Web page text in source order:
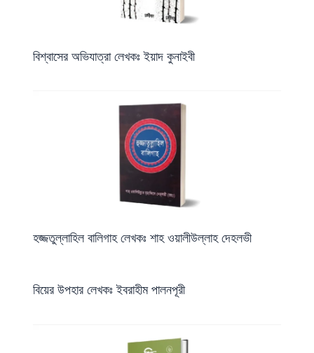
বিশ্বাসের অভিযাত্রা লেখকঃ ইয়াদ কুনাইবী
হজ্জতুল্লাহিল বালিগাহ লেখকঃ শাহ ওয়ালীউল্লাহ দেহলভী
বিয়ের উপহার লেখকঃ ইবরাহীম পালনপূরী